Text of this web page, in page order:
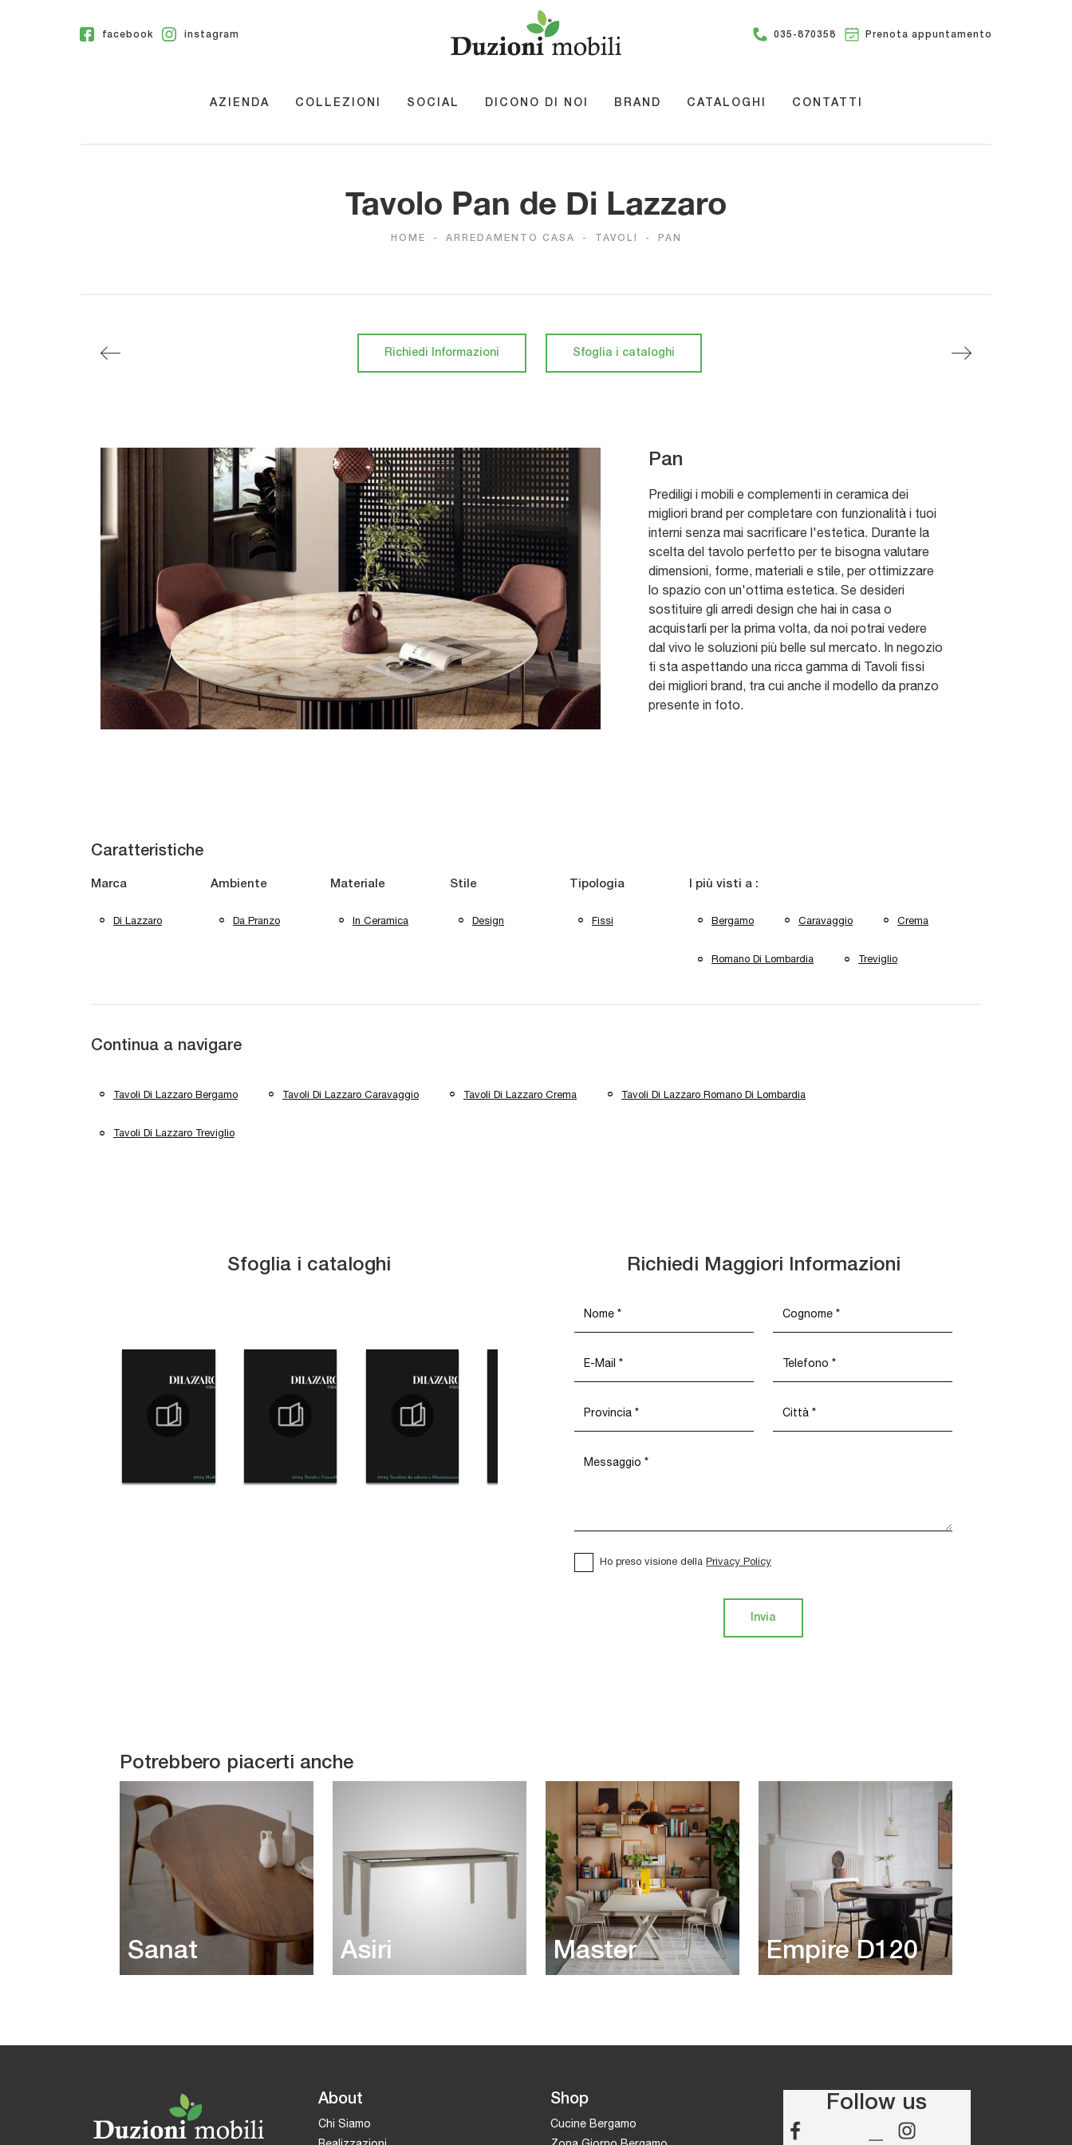
facebook instagram 035-870358 Prenota appuntamento
AZIENDA COLLEZIONI SOCIAL DICONO DI NOI BRAND CATALOGHI CONTATTI
Tavolo Pan de Di Lazzaro
HOME - ARREDAMENTO CASA - TAVOLI - PAN
Richiedi Informazioni Sfoglia i cataloghi
Pan
Prediligi i mobili e complementi in ceramica dei
migliori brand per completare con funzionalità i tuoi
interni senza mai sacrificare l'estetica. Durante la
scelta del tavolo perfetto per te bisogna valutare
dimensioni, forme, materiali e stile, per ottimizzare
lo spazio con un'ottima estetica. Se desideri
sostituire gli arredi design che hai in casa o
acquistarli per la prima volta, da noi potrai vedere
dal vivo le soluzioni più belle sul mercato. In negozio
ti sta aspettando una ricca gamma di Tavoli fissi
dei migliori brand, tra cui anche il modello da pranzo
presente in foto.
Caratteristiche
Marca
Di Lazzaro
Ambiente
Da Pranzo
Materiale
In Ceramica
Stile
Design
Tipologia
Fissi
I più visti a :
Bergamo Caravaggio Crema
Romano Di Lombardia Treviglio
Continua a navigare
Tavoli Di Lazzaro Bergamo Tavoli Di Lazzaro Caravaggio Tavoli Di Lazzaro Crema Tavoli Di Lazzaro Romano Di Lombardia
Tavoli Di Lazzaro Treviglio
Sfoglia i cataloghi Richiedi Maggiori Informazioni
Ho preso visione della Privacy Policy
Invia
Potrebbero piacerti anche
Sanat Asiri Master Empire D120
About
Chi Siamo
Shop
Cucine Bergamo
Follow us